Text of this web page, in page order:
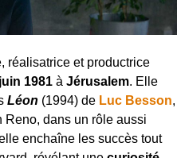
réalisatrice et productrice
1981 à Jérusalem. Elle
Léon (1994) de Luc Besson,
Reno, dans un rôle aussi
enchaîne les succès tout